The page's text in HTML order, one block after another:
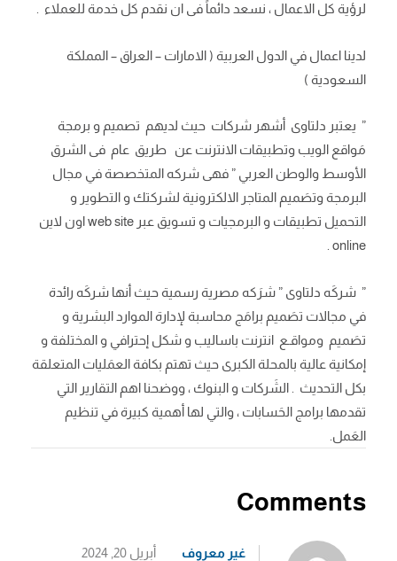
لرؤية كل الاعمال ، نسعد دائماً فى ان نقدم كل خدمة للعملاء .
لدينا اعمال في الدول العربية ( الامارات – العراق – المملكة
السعودية )
” يعتبر دلتاوى أشهر شركات حيث لديهم تصميم و برمجة
مَواقع الويب وتطبيقات الانترنت عن طريق عام فى الشرق
الأوسط والوطن العربي ” فهى شركه المتخصصة في مجال
البرمجة وتصَميم المتاجر الالكترونية لشركتك و التطوير و
التحميل تطبيقات و البرمجيات و تسويق عبر web site اون لاين
online .
” شركَه دلتاوى ” شرَكه مصرية رسمية حيث أنها شركَه رائدة
في مجالات تصَميم برامَج محاسبة لإدارة الموارد البشرية و
تصَميم ومواقـع انترنت باساليب و شكل إحترافي و المختلفة و
إمكانية عالية بالمحلة الكبرى حيث تهتم بكافة العمَليات المتعلقة
بكل التحديث . الشَركات و البنوك ، ووضحنا اهم التقارير التي
تقدمها برامج الحَسابات ، والتي لها أهمية كبيرة في تنظيم
العَمل.
Comments
غير معروف أبريل 20, 2024